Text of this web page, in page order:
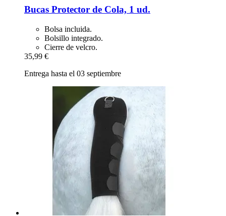
Bucas Protector de Cola, 1 ud.
Bolsa incluida.
Bolsillo integrado.
Cierre de velcro.
35,99 €
Entrega hasta el 03 septiembre